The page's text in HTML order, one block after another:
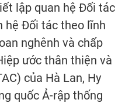
lập quan hệ Đối tác
hệ Đối tác theo lĩnh
nghênh và chấp
ước thân thiện và
của Hà Lan, Hy
quốc Ả-rập thống